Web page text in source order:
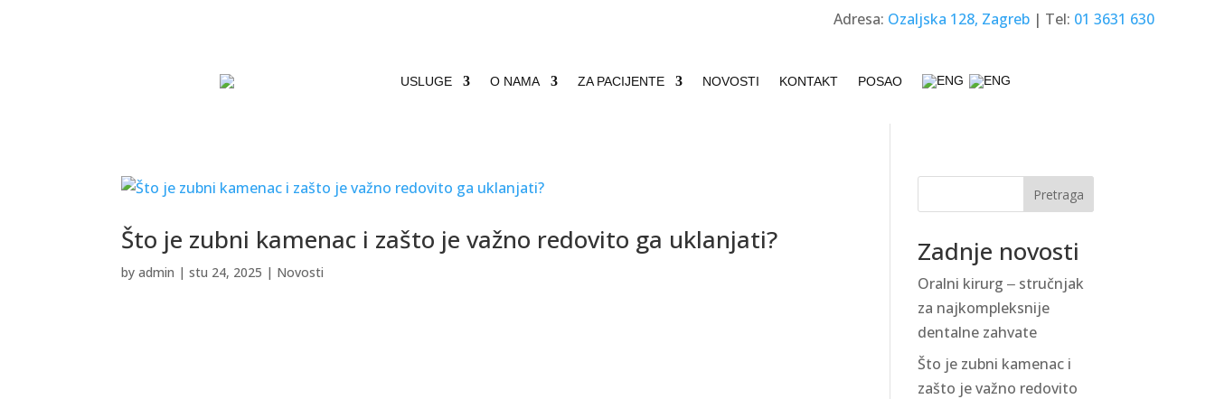
Adresa: Ozaljska 128, Zagreb| Tel: 01 3631 630
USLUGE O NAMA ZA PACIJENTE NOVOSTI KONTAKT POSAO
Što je zubni kamenac i zašto je važno redovito ga uklanjati?
byadmin |stu 24, 2025 | Novosti
Pretraga
Zadnje novosti
Oralni kirurg ‒ stručnjak
za najkompleksnije
dentalne zahvate
Što je zubni kamenac i
zašto je važno redovito